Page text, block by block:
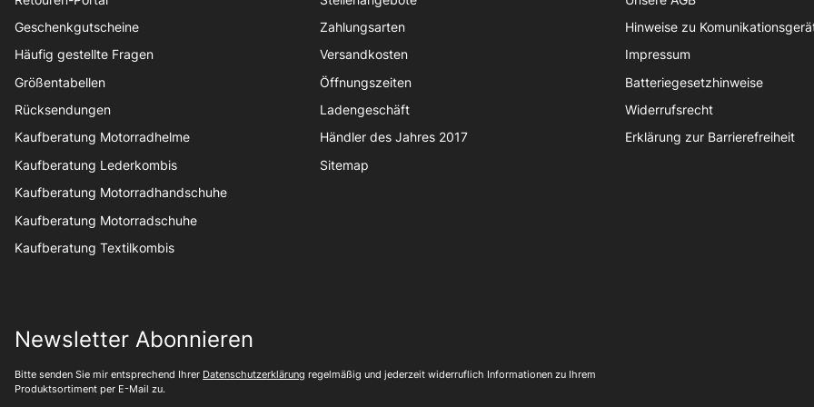
Geschenkgutscheine
Häufig gestellte Fragen
Größentabellen
Rücksendungen
Kaufberatung Motorradhelme
Kaufberatung Lederkombis
Kaufberatung Motorradhandschuhe
Kaufberatung Motorradschuhe
Kaufberatung Textilkombis
Zahlungsarten
Versandkosten
Öffnungszeiten
Ladengeschäft
Händler des Jahres 2017
Sitemap
Hinweise zu
Impressum
Batteriegesetzhinweise
Widerrufsrecht
Erklärung zur Barrierefreiheit
Newsletter Abonnieren
Bitte senden Sie mir entsprechend Ihrer Datenschutzerklärung regelmäßig und jederzeit widerruflich Informationen zu Ihrem
Produktsortiment per E-Mail zu.